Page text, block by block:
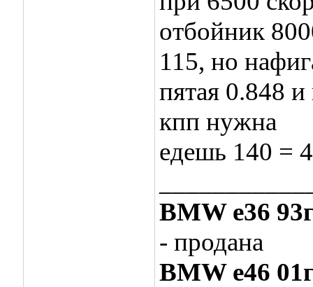
отбойник
115, но
пятая 0.848
кпп нужна
едешь 140 =
BMW e36
- продана
BMW e46